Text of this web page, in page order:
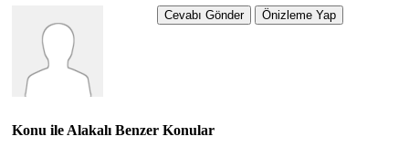
Konu ile Alakalı Benzer Konular